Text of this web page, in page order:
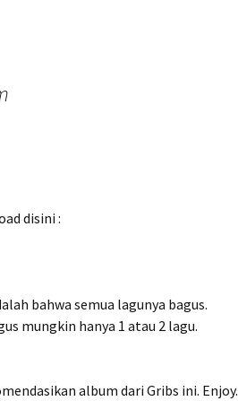
disini :
bahwa semua lagunya bagus.
mungkin hanya 1 atau 2 lagu.
album dari Gribs ini. Enjoy.